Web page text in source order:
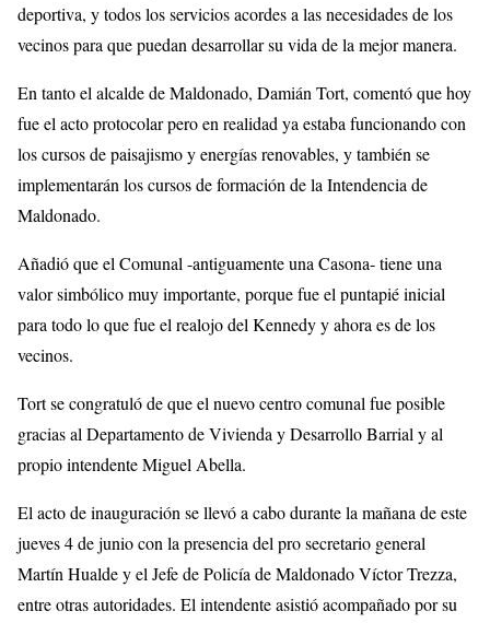
deportiva, y todos los servicios acordes a las necesidades de los
vecinos para que puedan desarrollar su vida de la mejor manera.
En tanto el alcalde de Maldonado, Damián Tort, comentó que hoy
fue el acto protocolar pero en realidad ya estaba funcionando con
los cursos de paisajismo y energías renovables, y también se
implementarán los cursos de formación de la Intendencia de
Maldonado.
Añadió que el Comunal -antiguamente una Casona- tiene una
valor simbólico muy importante, porque fue el puntapié inicial
para todo lo que fue el realojo del Kennedy y ahora es de los
vecinos.
Tort se congratuló de que el nuevo centro comunal fue posible
gracias al Departamento de Vivienda y Desarrollo Barrial y al
propio intendente Miguel Abella.
El acto de inauguración se llevó a cabo durante la mañana de este
jueves 4 de junio con la presencia del pro secretario general
Martín Hualde y el Jefe de Policía de Maldonado Víctor Trezza,
entre otras autoridades. El intendente asistió acompañado por su